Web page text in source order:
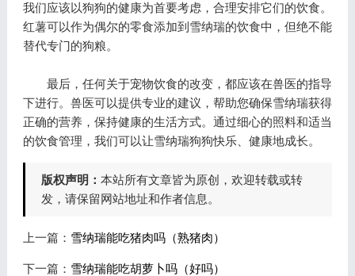
我们应该以狗狗的健康为首要考虑，合理安排它们的饮食。
红薯可以作为偶尔的零食添加到雪纳瑞的饮食中，但绝不能
替代专门的狗粮。
最后，任何关于宠物饮食的改变，都应该在兽医的指导
下进行。兽医可以提供专业的建议，帮助您确保雪纳瑞获得
正确的营养，保持健康的生活方式。通过细心的照料和适当
的饮食管理，我们可以让雪纳瑞狗狗快乐、健康地成长。
版权声明： 本站所有文章皆为原创，欢迎转载或转
发，请保留网站地址和作者信息。
上一篇： 雪纳瑞能吃猪肉吗（熟猪肉）
下一篇： 雪纳瑞能吃胡萝卜吗（好吗）